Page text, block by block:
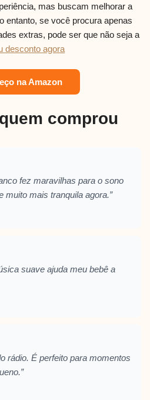
mas buscam melhorar a
entanto, se você procura apenas
extras, pode ser que não seja a
desconto agora
na Amazon
comprou
fez maravilhas para o sono
muito mais tranquila agora.”
suave ajuda meu bebê a
rádio. É perfeito para momentos